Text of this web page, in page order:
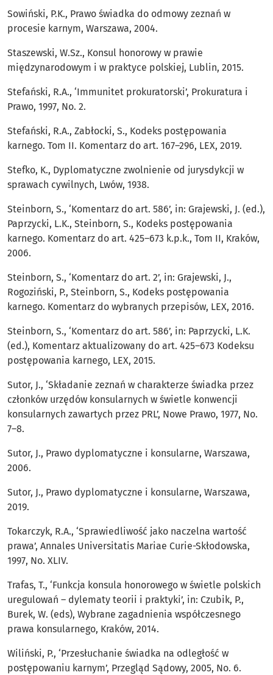
Sowiński, P.K., Prawo świadka do odmowy zeznań w
procesie karnym, Warszawa, 2004.
Staszewski, W.Sz., Konsul honorowy w prawie
międzynarodowym i w praktyce polskiej, Lublin, 2015.
Stefański, R.A., ‘Immunitet prokuratorski’, Prokuratura i
Prawo, 1997, No. 2.
Stefański, R.A., Zabłocki, S., Kodeks postępowania
karnego. Tom II. Komentarz do art. 167–296, LEX, 2019.
Stefko, K., Dyplomatyczne zwolnienie od jurysdykcji w
sprawach cywilnych, Lwów, 1938.
Steinborn, S., ‘Komentarz do art. 586’, in: Grajewski, J. (ed.),
Paprzycki, L.K., Steinborn, S., Kodeks postępowania
karnego. Komentarz do art. 425–673 k.p.k., Tom II, Kraków,
2006.
Steinborn, S., ‘Komentarz do art. 2’, in: Grajewski, J.,
Rogoziński, P., Steinborn, S., Kodeks postępowania
karnego. Komentarz do wybranych przepisów, LEX, 2016.
Steinborn, S., ‘Komentarz do art. 586’, in: Paprzycki, L.K.
(ed.), Komentarz aktualizowany do art. 425–673 Kodeksu
postępowania karnego, LEX, 2015.
Sutor, J., ‘Składanie zeznań w charakterze świadka przez
członków urzędów konsularnych w świetle konwencji
konsularnych zawartych przez PRL’, Nowe Prawo, 1977, No.
7–8.
Sutor, J., Prawo dyplomatyczne i konsularne, Warszawa,
2006.
Sutor, J., Prawo dyplomatyczne i konsularne, Warszawa,
2019.
Tokarczyk, R.A., ‘Sprawiedliwość jako naczelna wartość
prawa’, Annales Universitatis Mariae Curie-Skłodowska,
1997, No. XLIV.
Trafas, T., ‘Funkcja konsula honorowego w świetle polskich
uregulowań – dylematy teorii i praktyki’, in: Czubik, P.,
Burek, W. (eds), Wybrane zagadnienia współczesnego
prawa konsularnego, Kraków, 2014.
Wiliński, P., ‘Przesłuchanie świadka na odległość w
postępowaniu karnym’, Przegląd Sądowy, 2005, No. 6.